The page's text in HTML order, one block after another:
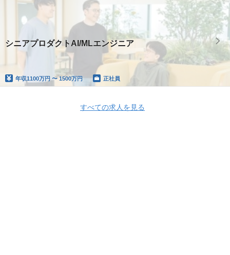
シニアプロダクトAI/MLエンジニア
年収1100万円 〜 1500万円 正社員
すべての求人を見る